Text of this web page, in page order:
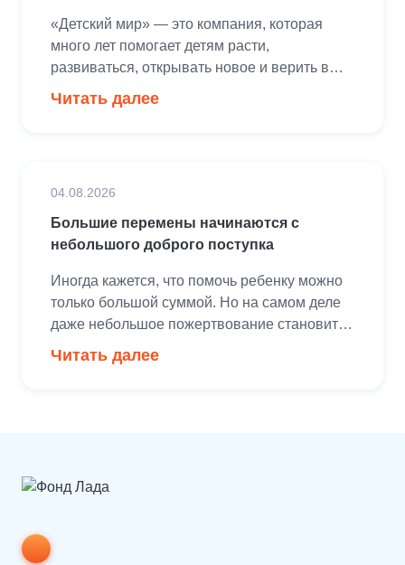
«Детский мир» — это компания, которая
много лет помогает детям расти,
развиваться, открывать новое и верить в
инициатив и создание радостных моментов
настоящим пространством возможностей,
где дети из разных регионов России могут
встретиться, попробовать себя в новых
Читать далее
Большие перемены начинаются с
небольшого доброго поступка
04.08.2026
Иногда кажется, что помочь ребенку можно
только большой суммой. Но на самом деле
даже небольшое пожертвование становится
— это занятие по баскетболу для одного
Читать далее